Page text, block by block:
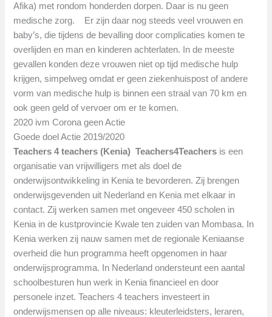
Afika) met rondom honderden dorpen. Daar is nu geen
medische zorg.
Er zijn daar nog steeds veel vrouwen en
baby’s, die tijdens de bevalling door complicaties komen te
overlijden en man en kinderen achterlaten. In de meeste
gevallen konden deze vrouwen niet op tijd medische hulp
krijgen, simpelweg omdat er geen ziekenhuispost of andere
vorm van medische hulp is binnen een straal van 70 km en
ook geen geld of vervoer om er te komen.
2020 ivm Corona geen Actie
Goede doel Actie 2019/2020
Teachers 4 teachers (Kenia) Teachers4Teachers is een
organisatie van vrijwilligers met als doel de
onderwijsontwikkeling in Kenia te bevorderen. Zij brengen
onderwijsgevenden uit Nederland en Kenia met elkaar in
contact. Zij werken samen met ongeveer 450 scholen in
Kenia in de kustprovincie Kwale ten zuiden van Mombasa. In
Kenia werken zij nauw samen met de regionale Keniaanse
overheid die hun programma heeft opgenomen in haar
onderwijsprogramma. In Nederland ondersteunt een aantal
schoolbesturen hun werk in Kenia financieel en door
personele inzet. Teachers 4 teachers investeert in
onderwijsmensen op alle niveaus: kleuterleidsters, leraren,